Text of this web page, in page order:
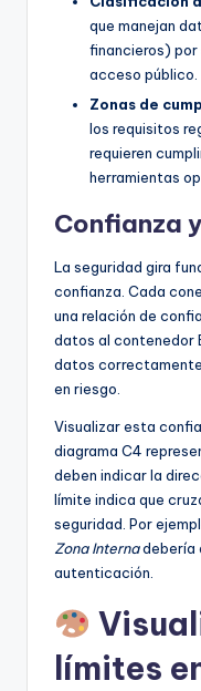
que manejan
financieros) por
acceso público.
Zonas de
los requisitos
requieren
herramientas
Confianza
La seguridad gira
confianza. Cada
una relación de
datos al contenedor
datos
en riesgo.
Visualizar esta
diagrama C4
deben indicar la
límite indica que
seguridad. Por
Zona Internadebería
autenticación.
límites